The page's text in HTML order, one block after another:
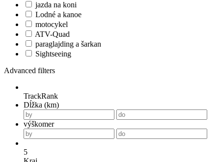
jazda na koni
Lodné a kanoe
motocykel
ATV-Quad
paraglajding a šarkan
Sightseeing
Advanced filters
TrackRank
Dĺžka (km)
výškomer
5